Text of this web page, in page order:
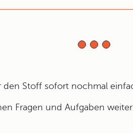
den Stoff sofort nochmal
Fragen und Aufgaben weiter